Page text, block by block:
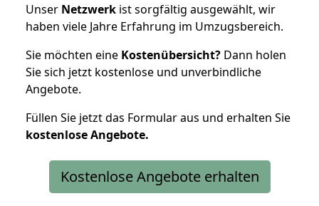
Unser Netzwerk ist sorgfältig ausgewählt, wir
haben viele Jahre Erfahrung im Umzugsbereich.
Sie möchten eine Kostenübersicht? Dann holen
Sie sich jetzt kostenlose und unverbindliche
Angebote.
Füllen Sie jetzt das Formular aus und erhalten Sie
kostenloseAngebote.
Kostenlose Angebote erhalten